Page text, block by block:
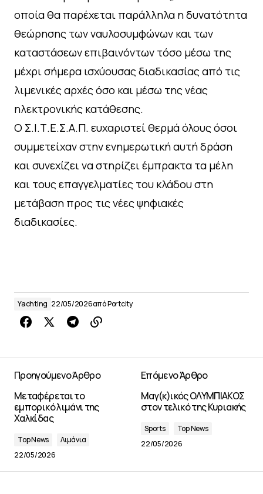
οποία θα παρέχεται παράλληλα η δυνατότητα
θεώρησης των ναυλοσυμφώνων και των
καταστάσεων επιβαινόντων τόσο μέσω της
μέχρι σήμερα ισχύουσας διαδικασίας από τις
λιμενικές αρχές όσο και μέσω της νέας
ηλεκτρονικής κατάθεσης.
Ο Σ.Ι.Τ.Ε.Σ.Α.Π. ευχαριστεί θερμά όλους όσοι
συμμετείχαν στην ενημερωτική αυτή δράση
και συνεχίζει να στηρίζει έμπρακτα τα μέλη
και τους επαγγελματίες του κλάδου στη
μετάβαση προς τις νέες ψηφιακές
διαδικασίες.
Yachting 22/05/2026απόPortcity
Προηγούμενο Άρθρο
Μεταφέρεται το
εμπορικό λιμάνι της
Χαλκίδας
Top News
Λιμάνια
22/05/2026
Επόμενο Άρθρο
Μαγ(κ)ικός ΟΛΥΜΠΙΑΚΟΣ
στον τελικό της Κυριακής
Sports
Top News
22/05/2026